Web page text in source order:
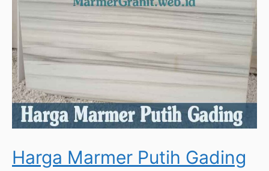
Harga Marmer Putih Gading